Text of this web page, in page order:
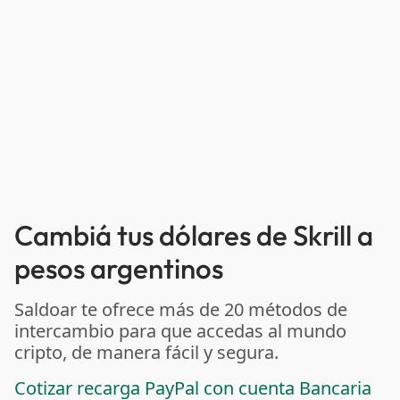
Cambiá tus dólares de Skrill a
pesos argentinos
Saldoar te ofrece más de 20 métodos de
intercambio para que accedas al mundo
cripto, de manera fácil y segura.
Cotizar recarga PayPal con cuenta Bancaria